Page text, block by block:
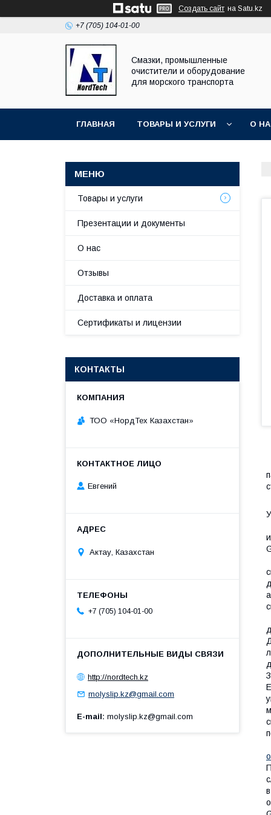
Создать сайт на Satu.kz
+7 (705) 104-01-00
Смазки, промышленные
очистители и оборудование
для морского транспорта
ГЛАВНАЯ ТОВАРЫ И УСЛУГИ О
Товары и услуги
Презентации и документы
О нас
Отзывы
Доставка и оплата
Сертификаты и лицензии
КОНТАКТЫ
ТОО «НордТех Казахстан»
Евгений
Актау, Казахстан
+7 (705) 104-01-00
http://nordtech.kz
molyslip.kz@gmail.com
E-mail molyslip.kz@gmail.com